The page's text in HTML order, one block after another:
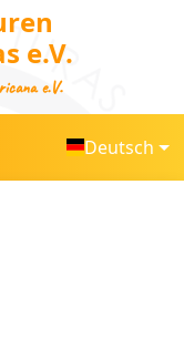
e.V.
e.V.
Deutsch